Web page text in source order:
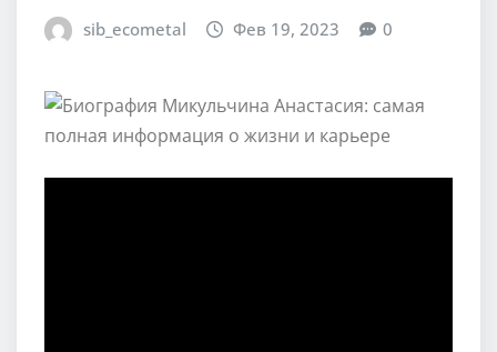
sib_ecometal Фев 19, 2023 0